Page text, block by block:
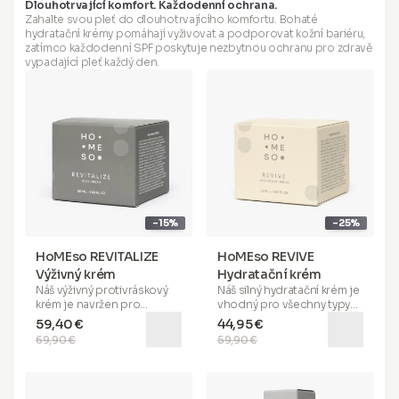
hladit nedokonalosti,
zvyšuje hydrataci a chrání
vaši pleť před vnějším
stresem. Pomáhá skrývat a
působí proti zarudnutí,
pleti, toto sérum poskytuje
matný efekt s hedvábným
dotekema slouží jako
vynikající základ pod make-
up. Pro optimální výsledky
aplikujte před hydratačním
Pomáhá vyhlazovat vrásky,
redukovat zarudnutí a řešit
otevřené póry a mastné,
mazové oblasti na
mastné oblasti). Máte-li
mastnou nebo smíšenou
pleť, doporučujeme použít
primer před aplikací séra a
krému. Pro suchou pleť
doporučujeme aplikovat
Dlouhotrvající komfort. Každodenní ochrana.
Zahalte svou pleť do dlouhotrvajícího komfortu. Bohaté
hydratační krémy pomáhají vyživovat a podporovat kožní bariéru,
zatímco každodenní SPF poskytuje nezbytnou ochranu pro zdravě
vypadající pleť každý den.
-15%
HoMEso REVITALIZE
Výživný krém
Náš výživný protivráskový
krém je navržen pro
všechny typy pleti, zejména
pro zralou, suchou a
podrážděnou pleť
69,90 €
59,40 €
-25%
HoMEso REVIVE
Hydratační krém
Náš silný hydratační krém je
vhodný pro všechny typy
pleti. Jeho speciální
formule pomáhá hloubkově
hydratovat vaši pokožku,
hydrataci. Obohacený o
59,90 €
44,95 €